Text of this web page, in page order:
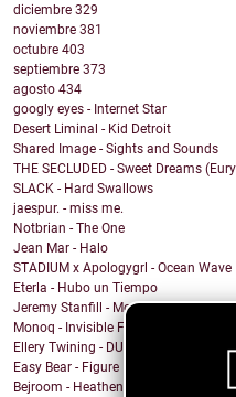
diciembre 329
noviembre 381
octubre 403
septiembre 373
agosto 434
googly eyes - Internet Star
Desert Liminal - Kid Detroit
Shared Image - Sights and Sounds
THE SECLUDED - Sweet Dreams
SLACK - Hard Swallows
jaespur. - miss me.
Notbrian - The One
Jean Mar - Halo
STADIUM x Apologygrl - Ocean Wave
Eterla - Hubo un Tiempo
Jeremy Stanfill - Moving Day
Monoq - Invisible Finish Line
Ellery Twining - DUSTY
Easy Bear - Figure It Out
Bejroom - Heathens